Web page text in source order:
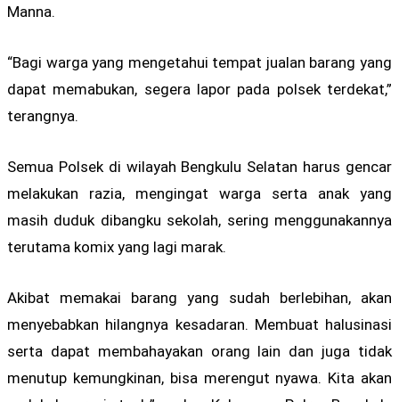
Manna.
“Bagi warga yang mengetahui tempat jualan barang yang
dapat memabukan, segera lapor pada polsek terdekat,”
terangnya.
Semua Polsek di wilayah Bengkulu Selatan harus gencar
melakukan razia, mengingat warga serta anak yang
masih duduk dibangku sekolah, sering menggunakannya
terutama komix yang lagi marak.
Akibat memakai barang yang sudah berlebihan, akan
menyebabkan hilangnya kesadaran. Membuat halusinasi
serta dapat membahayakan orang lain dan juga tidak
menutup kemungkinan, bisa merengut nyawa. Kita akan